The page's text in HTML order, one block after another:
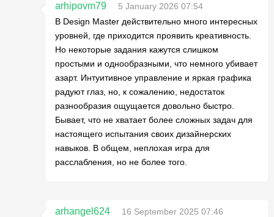
arhipovm79
5 January 2026 07:54
В Design Master действительно много интересных
уровней, где приходится проявить креативность.
Но некоторые задания кажутся слишком
простыми и однообразными, что немного убивает
азарт. Интуитивное управление и яркая графика
радуют глаз, но, к сожалению, недостаток
разнообразия ощущается довольно быстро.
Бывает, что не хватает более сложных задач для
настоящего испытания своих дизайнерских
навыков. В общем, неплохая игра для
расслабления, но не более того.
arhangel624
16 September 2025 07:46